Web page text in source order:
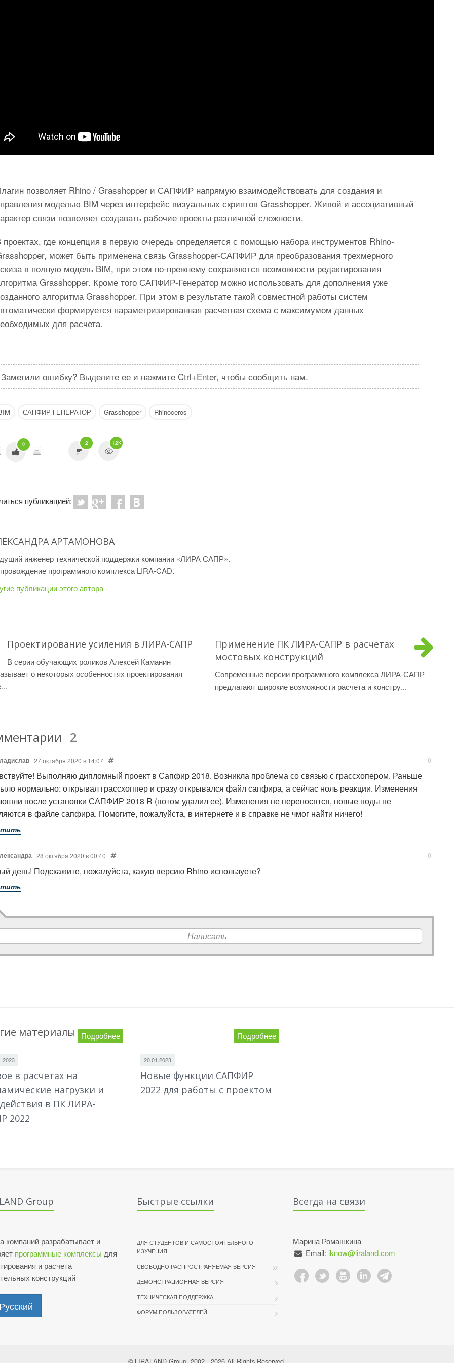
позволяет Rhino / Grasshopper и САПФИР напрямую взаимодействовать для создания и
моделью BIM через интерфейс визуальных скриптов Grasshopper. Живой и ассоциативный
связи позволяет создавать рабочие проекты различной сложности.
проектах, где концепция в первую очередь определяется с помощью набора инструментов Rhino-
может быть применена связь Grasshopper-САПФИР для преобразования трехмерного
в полную модель BIM, при этом по-прежнему сохраняются возможности редактирования
Grasshopper. Кроме того САПФИР-Генератор можно использовать для дополнения уже
алгоритма Grasshopper. При этом в результате такой совместной работы систем
формируется параметризированная расчетная схема с максимумом данных
для расчета.
Заметили ошибку? Выделите ее и нажмите Ctrl+Enter, чтобы сообщить нам.
САПФИР-ГЕНЕРАТОР Grasshopper Rhinoceros
0 2 12K
публикацией:
АРТАМОНОВА
инженер технической поддержки компании «ЛИРА САПР».
программного комплекса LIRA-CAD.
публикации этого автора
Проектирование усиления в ЛИРА-САПР
В серии обучающих роликов Алексей Каманин
о некоторых особенностях проектирования
Применение ПК ЛИРА-САПР в расчетах
мостовых конструкций
Современные версии программного комплекса ЛИРА-САПР
предлагают широкие возможности расчета и констру...
2
27 октября 2020 в 14:07 0
Выполняю дипломный проект в Сапфир 2018. Возникла проблема со связью с грассхопером. Раньше
нормально: открывал грассхоппер и сразу открывался файл сапфира, а сейчас ноль реакции. Изменения
после установки САПФИР 2018 R (потом удалил ее). Изменения не переносятся, новые ноды не
в файле сапфира. Помогите, пожалуйста, в интернете и в справке не чмог найти ничего!
28 октября 2020 в 00:40 0
день! Подскажите, пожалуйста, какую версию Rhino используете?
Написать
материалы Подробнее
в расчетах на
нагрузки и
в ПК ЛИРА-
2022
Подробнее
20.01.2023
Новые функции САПФИР
2022 для работы с проектом
Group
компаний разрабатывает и
программные комплексы для
и расчета
конструкций
Быстрые ссылки
ДЛЯ СТУДЕНТОВ И САМОСТОЯТЕЛЬНОГО
ИЗУЧЕНИЯ
СВОБОДНО РАСПРОСТРАНЯЕМАЯ ВЕРСИЯ
ДЕМОНСТРАЦИОННАЯ ВЕРСИЯ
ТЕХНИЧЕСКАЯ ПОДДЕРЖКА
ФОРУМ ПОЛЬЗОВАТЕЛЕЙ
Всегда на связи
Марина Ромашкина
Email: iknow@liraland.com
© LIRALAND Group, 2002 - 2026 All Rights Reserved.